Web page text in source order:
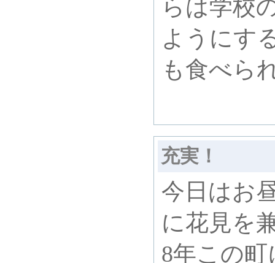
らは学校
ようにす
も食べら
充実！
今日はお
に花見を
8年この